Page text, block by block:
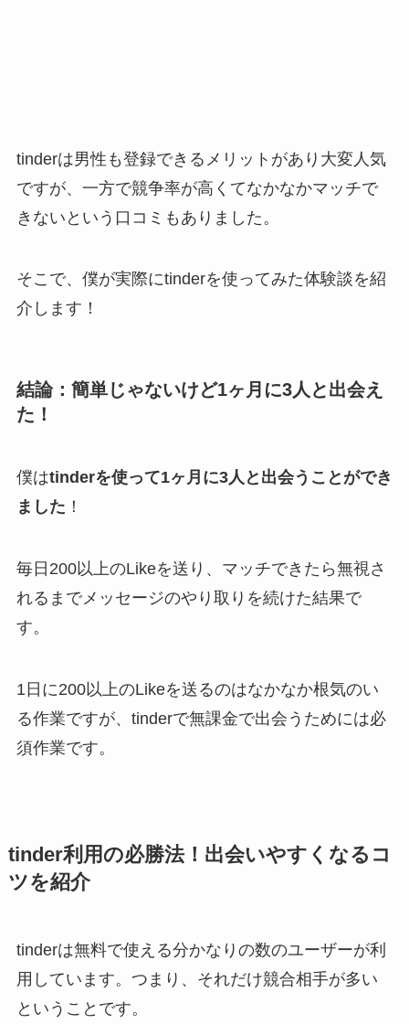
tinderは男性も登録できるメリットがあり大変人気
ですが、一方で競争率が高くてなかなかマッチで
きないという口コミもありました。
そこで、僕が実際にtinderを使ってみた体験談を紹
介します！
結論：簡単じゃないけど1ヶ月に3人と出会え
た！
僕はtinderを使って1ヶ月に3人と出会うことができ
ました ！
毎日200以上のLikeを送り、マッチできたら無視さ
れるまでメッセージのやり取りを続けた結果で
す。
1日に200以上のLikeを送るのはなかなか根気のい
る作業ですが、tinderで無課金で出会うためには必
須作業です。
tinder利用の必勝法！出会いやすくなるコ
ツを紹介
tinderは無料で使える分かなりの数のユーザーが利
用しています。つまり、それだけ競合相手が多い
ということです。